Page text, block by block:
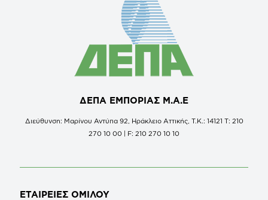
ΔΕΠΑ ΕΜΠΟΡΙΑΣ Μ.Α.Ε
Διεύθυνση: Μαρίνου Αντύπα 92, Ηράκλειο Αττικής, Τ.Κ.: 14121 Τ: 210
270 10 00 | F: 210 270 10 10
ΕΤΑΙΡΕΙΕΣ ΟΜΙΛΟΥ